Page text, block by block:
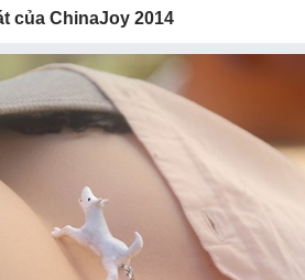
của ChinaJoy 2014